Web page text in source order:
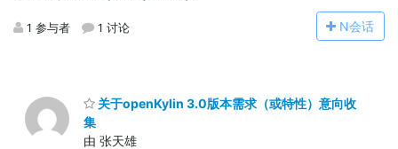
1 参与者 1 讨论 N会话
关于openKylin 3.0版本需求（或特性）意向收
集
由 张天雄